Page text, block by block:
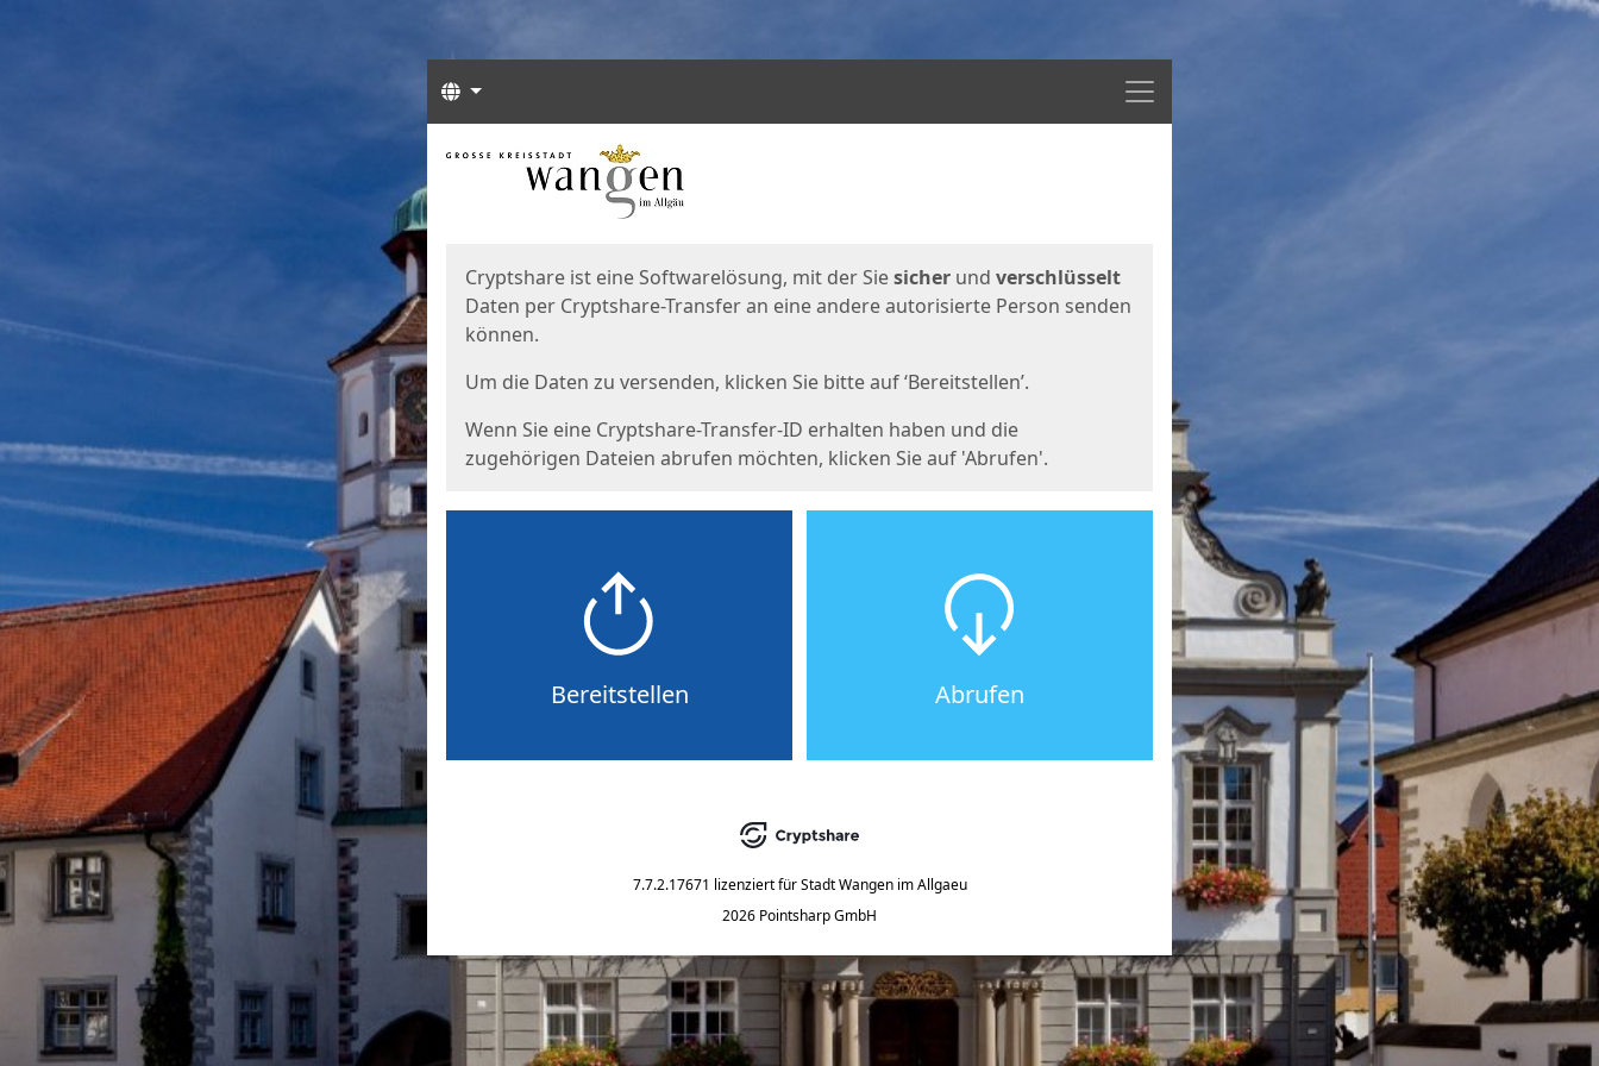
Menü
Sprachen
Start
Cryptshare ist eine Softwarelösung, mit der Siesicher und verschlüsselt
Daten per Cryptshare-Transfer an eine andere autorisierte Person senden
können.
Um die Daten zu versenden, klicken Sie bitte auf ‘Bereitstellen’.
Wenn Sie eine Cryptshare-Transfer-ID erhalten haben und die
zugehörigen Dateien abrufen möchten, klicken Sie auf 'Abrufen'.
Bereitstellen Abrufen
7.7.2.17671 lizenziert für Stadt Wangen im Allgaeu
2026 Pointsharp GmbH